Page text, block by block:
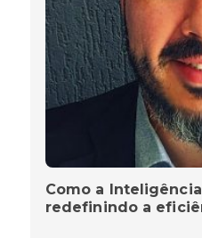
Como a
redefinindo a